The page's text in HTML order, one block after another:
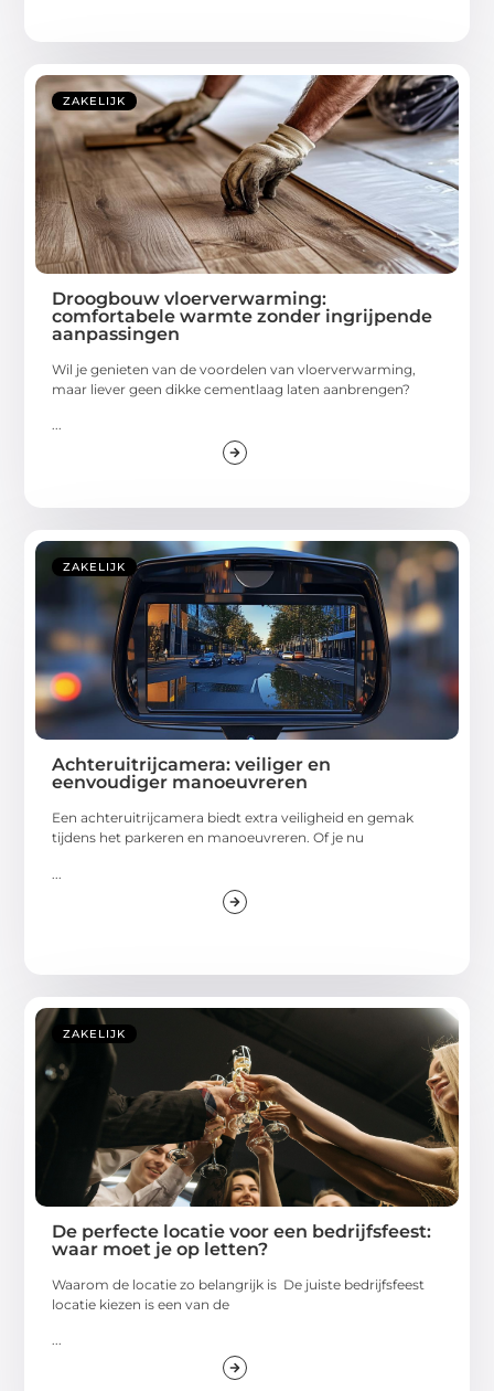
ZAKELIJK
Droogbouw vloerverwarming:
comfortabele warmte zonder ingrijpende
aanpassingen
Wil je genieten van de voordelen van vloerverwarming,
maar liever geen dikke cementlaag laten aanbrengen?
...
ZAKELIJK
Achteruitrijcamera: veiliger en
eenvoudiger manoeuvreren
Een achteruitrijcamera biedt extra veiligheid en gemak
tijdens het parkeren en manoeuvreren. Of je nu
ZAKELIJK
De perfecte locatie voor een bedrijfsfeest:
waar moet je op letten?
Waarom de locatie zo belangrijk is De juiste bedrijfsfeest
locatie kiezen is een van de
...